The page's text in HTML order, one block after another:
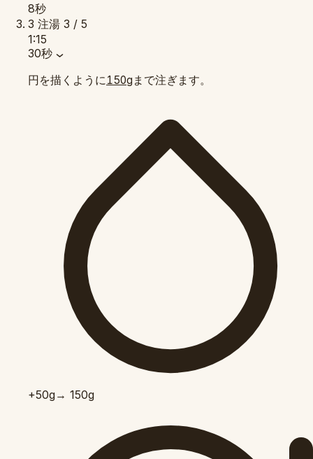
8秒
3 注湯 3 / 5
1:15
30秒
円を描くように 150g まで注ぎます。
+50g→ 150g